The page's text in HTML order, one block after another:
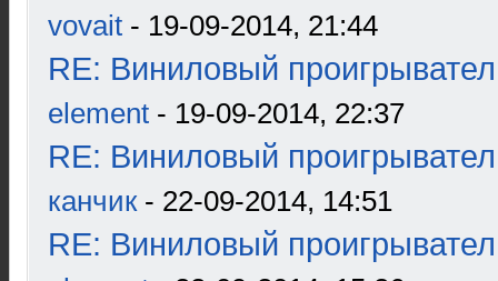
vovait - 19-09-2014, 21:44
RE: Виниловый
element - 19-09-2014, 22:37
RE: Виниловый
канчик- 22-09-2014, 14:51
RE: Виниловый